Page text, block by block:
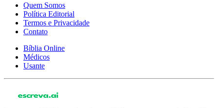
Quem Somos
Política Editorial
Termos e Privacidade
Contato
Bíblia Online
Médicos
Usante